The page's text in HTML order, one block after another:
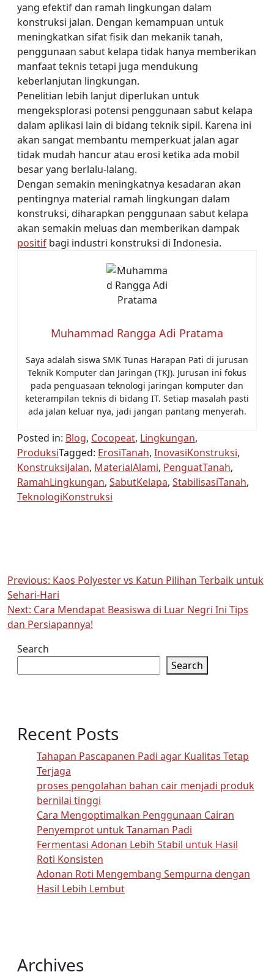
yang efektif dan ramah lingkungan dalam
konstruksi jalan. Dengan kemampuan untuk
meningkatkan sifat fisik dan mekanik tanah,
penggunaan sabut kelapa tidak hanya memberikan
manfaat teknis tetapi juga mendukung
keberlanjutan lingkungan.
Penelitian lebih lanjut diperlukan untuk
mengeksplorasi potensi penggunaan sabut kelapa
dalam aplikasi lain di bidang teknik sipil. Karena ini
akan sangat membantu memperkuat jalan agar
tidak mudah hancur atau erosi ketika ada mobil
besar yang berlalu-lalang.
Dengan semakin meningkatnya kesadaran akan
pentingnya material ramah lingkungan dalam
konstruksi, diharapkan penggunaan sabut kelapa
akan semakin meluas dan memberikan dampak
positif bagi industri konstruksi di Indonesia.
Muhammad Rangga Adi Pratama
Saya adalah siswa SMK Tunas Harapan Pati di jurusan
Teknik Komputer dan Jaringan (TKJ). Jurusan ini fokus
pada penguasaan teknologi jaringan komputer dan
keterampilan teknis di bidang IT. Setiap masalah pasti
ada jalan keluar nya, jadi jangan pantang menyerah.
Posted in: Blog, Cocopeat, Lingkungan,
ProduksiTagged: ErosiTanah, InovasiKonstruksi,
KonstruksiJalan, MaterialAlami, PenguatTanah,
RamahLingkungan, SabutKelapa, StabilisasiTanah,
TeknologiKonstruksi
Post
navigation
Previous: Kaos Polyester vs Katun Pilihan Terbaik untuk
Sehari-Hari
Next: Cara Mendapat Beasiswa di Luar Negri Ini Tips
dan Persiapannya!
Search
Search
Recent Posts
Tahapan Pascapanen Padi agar Kualitas Tetap
Terjaga
proses pengolahan bahan cair menjadi produk
bernilai tinggi
Cara Mengoptimalkan Penggunaan Cairan
Penyemprot untuk Tanaman Padi
Fermentasi Adonan Lebih Stabil untuk Hasil
Roti Konsisten
Adonan Roti Mengembang Sempurna dengan
Hasil Lebih Lembut
Archives